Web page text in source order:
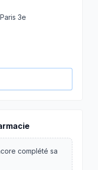
3e
complété sa